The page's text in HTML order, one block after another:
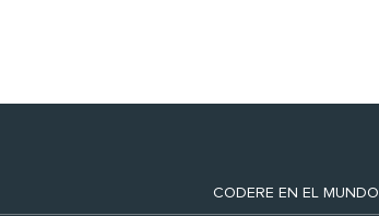
CODERE EN EL MUNDO